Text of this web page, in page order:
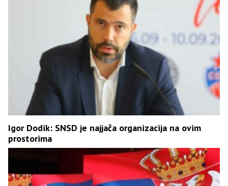
Igor Dodik: SNSD je najjača organizacija na ovim
prostorima